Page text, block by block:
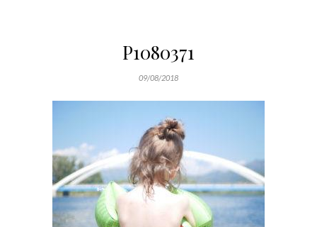
P1080371
09/08/2018